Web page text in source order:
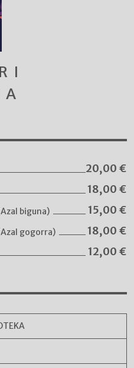
20,00 €
18,00 €
biguna) 15,00 €
gogorra) 18,00 €
12,00 €